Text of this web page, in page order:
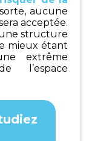
aucune
acceptée.
structure
mieux étant
extrême
l’espace